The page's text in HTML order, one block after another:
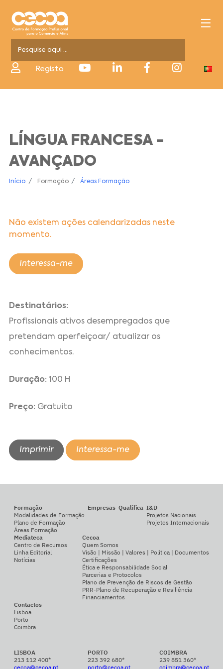
Registo
LÍNGUA FRANCESA -
AVANÇADO
Início Formação Áreas Formação
Não existem ações calendarizadas neste
momento.
Interessa-me
Destinatários:
Profissionais ativos desempregados que
pretendam aperfeiçoar/ atualizar os
conhecimentos.
Duração:100 H
Preço: Gratuito
Imprimir Interessa-me
Formação
Modalidades de Formação
Plano de Formação
Áreas Formação
Empresas Qualifica I&D
Projetos Nacionais
Projetos Internacionais
Mediateca
Centro de Recursos
Linha Editorial
Notícias
Cecoa
Quem Somos
Visão | Missão | Valores | Política | Documentos
Certificações
Ética e Responsabilidade Social
Parcerias e Protocolos
Plano de Prevenção de Riscos de Gestão
PRR-Plano de Recuperação e Resiliência
Financiamentos
Contactos
Lisboa
Porto
Coimbra
LISBOA
213 112 400*
cecoa@cecoa.pt
PORTO
223 392 680*
porto@cecoa.pt
COIMBRA
239 851 360*
coimbra@cecoa.pt